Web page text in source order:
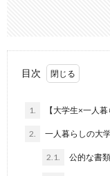
目次
1. 【大学生×一人
2. 一人暮らしの大
2.1. 公的な書